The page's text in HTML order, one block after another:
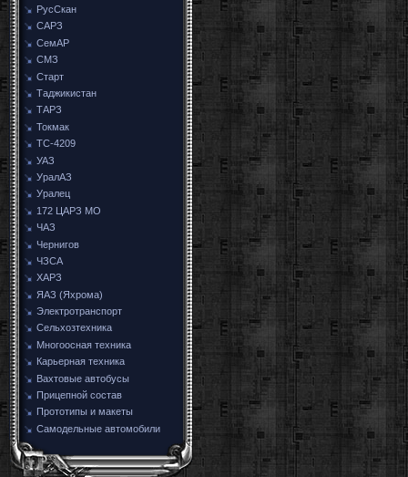
РусСкан
САРЗ
СемАР
СМЗ
Старт
Таджикистан
ТАРЗ
Токмак
ТС-4209
УАЗ
УралАЗ
Уралец
172 ЦАРЗ МО
ЧАЗ
Чернигов
ЧЗСА
ХАРЗ
ЯАЗ (Яхрома)
Электротранспорт
Сельхозтехника
Многоосная техника
Карьерная техника
Вахтовые автобусы
Прицепной состав
Прототипы и макеты
Самодельные автомобили